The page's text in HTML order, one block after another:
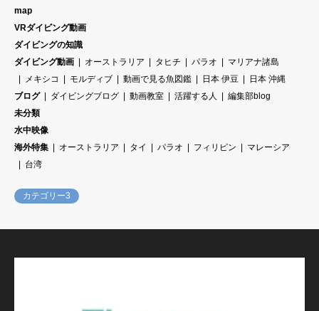
map
VRダイビング動画
ダイビングの知識
ダイビング動画
オーストラリア タヒチ パラオ
マリアナ諸島
メキシコ
モルディブ 動画で見る魚図鑑 日本 伊豆
日本 沖縄
ブログ
ダイビングブログ 動画教室 活躍する人
編集部blog
未分類
水中映像
海外特集
オーストラリア タイ パラオ フィリピン
マレーシア
台湾
カテゴリー3